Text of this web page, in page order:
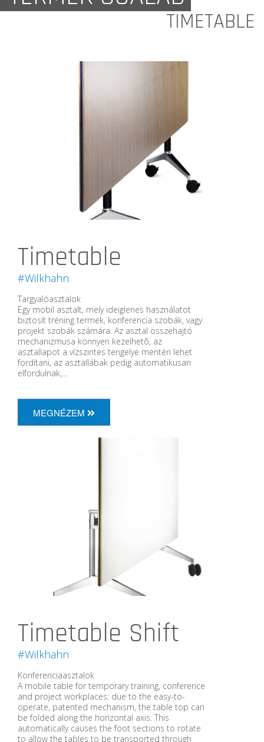
TIMETABLE
Timetable
#Wilkhahn
Targyalóasztalok
Egy mobil asztalt, mely ideiglenes használatot
biztosít tréning termek, konferencia szobák, vagy
projekt szobák számára. Az asztal összehajtó
mechanizmusa könnyen kezelhetõ, az
asztallapot a vízszintes tengelye mentén lehet
fordítani, az asztallábak pedig automatikusan
elfordulnak,...
MEGNÉZEM
Timetable Shift
#Wilkhahn
Konferenciaasztalok
A mobile table for temporary training, conference
and project workplaces: due to the easy-to-
operate, patented mechanism, the table top can
be folded along the horizontal axis. This
automatically causes the foot sections to rotate
to allow the tables to be transported through